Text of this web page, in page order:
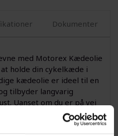
Dokumenter
med Motorex Kædeolie
holde din cykelkæde i
kædeolie er ideel til en
tilbyder langvarig
Uanset om du er på vej
glider ned ad en jævn vej,
glat og problemfri